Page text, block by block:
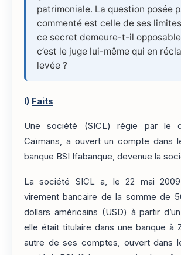
patrimoniale. La question posée
commenté est celle de ses limites
ce secret demeure-t-il
c’est le juge lui-même qui en
levée ?
I) Faits
Une société (SICL) régie par le
Caïmans, a ouvert un compte dans
banque BSI Ifabanque, devenue la
La société SICL a, le 22 mai
virement bancaire de la somme de
dollars américains (USD) à partir
elle était titulaire dans une banque à
autre de ses comptes, ouvert dans